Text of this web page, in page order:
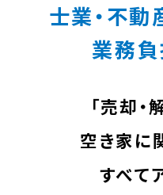
士業・不
業務負
「売却・
空き家に
すべて